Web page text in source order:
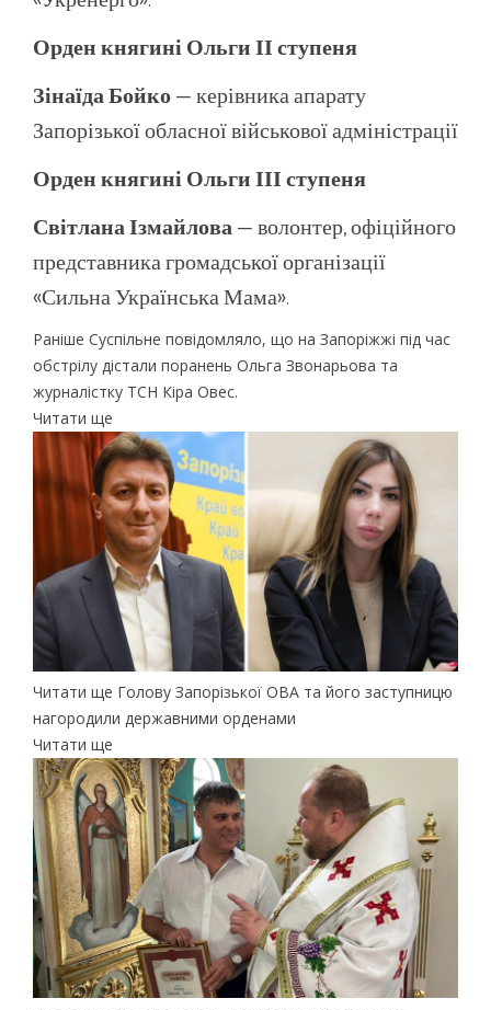
Орден княгині Ольги ІІ ступеня
Зінаїда Бойко— керівника апарату
Запорізької обласної військової адміністрації
Орден княгині Ольги ІІІ ступеня
Світлана Ізмайлова— волонтер, офіційного
представника громадської організації
«Сильна Українська Мама».
Раніше Суспільне повідомляло, що на Запоріжжі під час
обстрілу дістали поранень Ольга Звонарьова та
журналістку ТСН Кіра Овес.
Читати ще
Читати ще Голову Запорізької ОВА та його заступницю
нагородили державними орденами
Читати ще